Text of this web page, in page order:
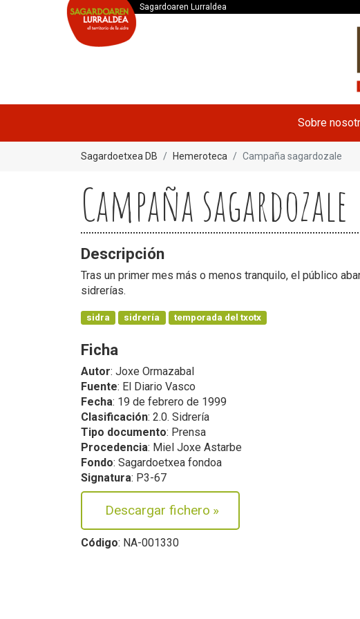
Sagardoaren Lurraldea
Sobre
Sagardoetxea DB Hemeroteca Campaña sagardozale
Campaña sagardozale
Descripción
Tras un primer mes más o menos tranquilo, el público
sidrerías.
sidra sidrería temporada del txotx
Ficha
Autor: Joxe Ormazabal
Fuente: El Diario Vasco
Fecha: 19 de febrero de 1999
Clasificación: 2.0. Sidrería
Tipo documento: Prensa
Procedencia: Miel Joxe Astarbe
Fondo: Sagardoetxea fondoa
Signatura: P3-67
Descargar fichero »
Código: NA-001330